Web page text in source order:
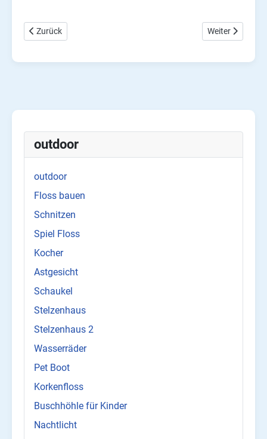
outdoor
outdoor
Floss bauen
Schnitzen
Spiel Floss
Kocher
Astgesicht
Schaukel
Stelzenhaus
Stelzenhaus 2
Wasserräder
Pet Boot
Korkenfloss
Buschhöhle für Kinder
Nachtlicht
Vorheriger Beitrag: Feuerschale selber bauen
Zurück Nächster
Weiter